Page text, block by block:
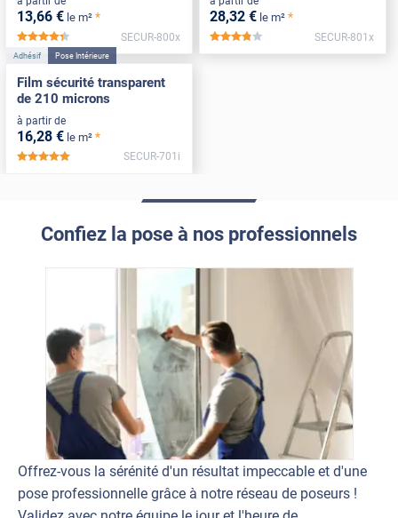
13,66 € le m² *
*****
SECUR-800x
28,32 € le m² *
*****
SECUR-801x
Adhésif Pose Intérieure
Film sécurité transparent
de 210 microns
à partir de
16,28 € le m² *
*****
SECUR-701i
Confiez la pose à nos professionnels
Offrez-vous la sérénité d'un résultat impeccable et d'une
pose professionnelle grâce à notre réseau de poseurs !